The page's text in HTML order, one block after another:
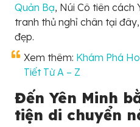
Quản Bạ, Núi Cô tiên cách
tranh thủ nghỉ chân tại
đẹp.
Xem thêm: Khám Phá
Tiết Từ A – Z
Đến Yên Minh
tiện di chuyển